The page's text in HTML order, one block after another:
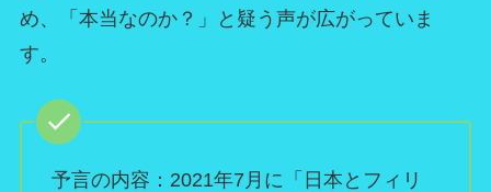
め、「本当なのか？」と疑う声が広がっていま
す。
予言の内容：2021年7月に「日本とフィリ